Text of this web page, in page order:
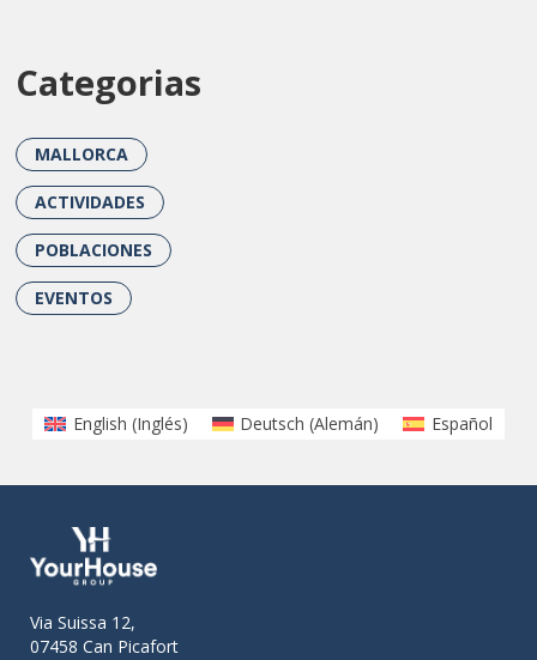
Categorias
MALLORCA
ACTIVIDADES
POBLACIONES
EVENTOS
English (Inglés) Deutsch (Alemán) Español
Via Suissa 12,
07458 Can Picafort